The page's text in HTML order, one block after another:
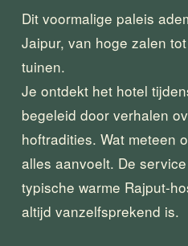
Dit voormalige paleis
Jaipur, van hoge zalen
tuinen.
Je ontdekt het hotel
begeleid door verhalen
hoftradities. Wat meteen
alles aanvoelt. De
typische warme Rajput-
altijd vanzelfsprekend is.